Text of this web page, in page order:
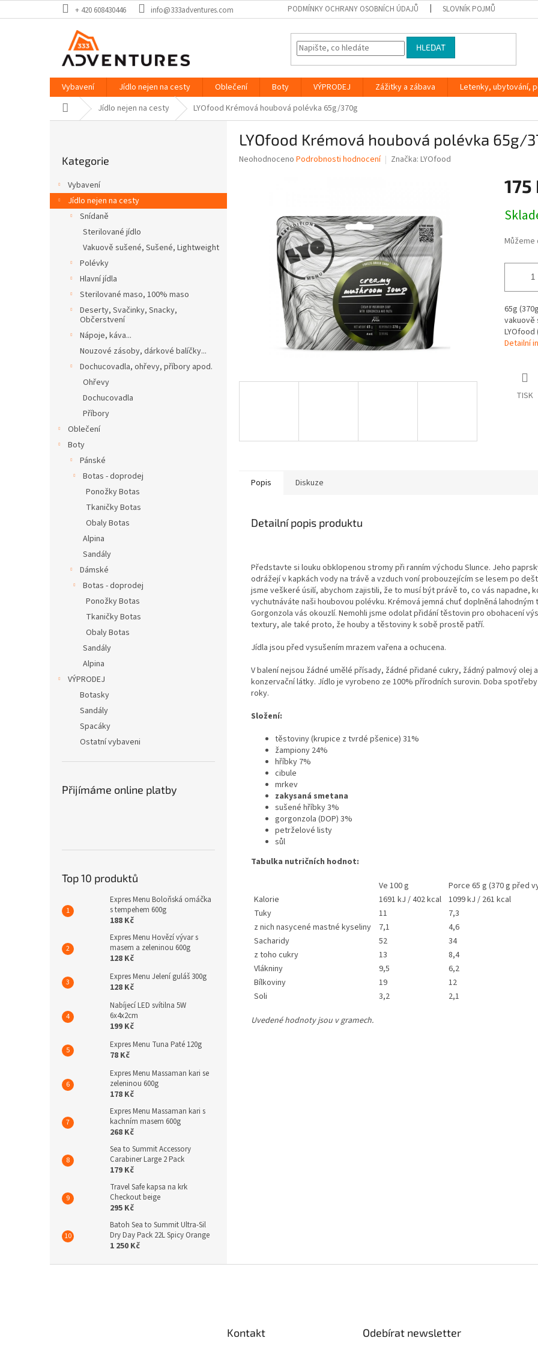
na
+ 420 608430446 info@333adventures.com PODMÍNKY OCHRANY OSOBNÍCH ÚDAJŮ SLOVNÍK POJMŮ
HLEDAT
Vybavení Jídlo nejen na cesty Oblečení Boty VÝPRODEJ Zážitky a zábava Letenky, ubytování,
Domů Jídlo nejen na cesty LYOfood Krémová houbová polévka 65g/370g
a
n
kategorie
Kategorie
Vybavení
Jídlo nejen na cesty
Snídaně
Sterilované jídlo
Vakuově sušené, Sušené, Lightweight
Polévky
Hlavní jídla
Sterilované maso, 100% maso
Deserty, Svačinky, Snacky,
Občerstvení
Nápoje, káva...
Nouzové zásoby, dárkové balíčky...
Dochucovadla, ohřevy, příbory apod.
Ohřevy
Dochucovadla
Příbory
Oblečení
Boty
Pánské
Botas - doprodej
Ponožky Botas
Tkaničky Botas
Obaly Botas
Alpina
Sandály
Dámské
Botas - doprodej
Ponožky Botas
Tkaničky Botas
Obaly Botas
Sandály
Alpina
VÝPRODEJ
Botasky
Sandály
Spacáky
Ostatní vybaveni
Přijímáme online platby
Top 10 produktů
Expres Menu Boloňská omáčka
s tempehem 600g
188 Kč
Expres Menu Hovězí vývar s
masem a zeleninou 600g
128 Kč
Expres Menu Jelení guláš 300g
128 Kč
Nabíjecí LED svítilna 5W
6x4x2cm
199 Kč
Expres Menu Tuna Paté 120g
78 Kč
Expres Menu Massaman kari se
zeleninou 600g
178 Kč
Expres Menu Massaman kari s
kachním masem 600g
268 Kč
Sea to Summit Accessory
Carabiner Large 2 Pack
179 Kč
Travel Safe kapsa na krk
Checkout beige
295 Kč
Batoh Sea to Summit Ultra-Sil
Dry Day Pack 22L Spicy Orange
1 250 Kč
LYOfood Krémová houbová polévka 65g/
Průměrné
hvězdiček.
Neohodnoceno Podrobnosti hodnocení Značka: LYOfood
175
cena:
Můžeme
65g
vakuově
LYOfood
Detailní
TISK
Popis Diskuze
Detailní popis produktu
Představte si louku obklopenou stromy při ranním východu Slunce. Jeho
odrážejí v kapkách vody na trávě a vzduch voní probouzejícím se lesem po
jsme veškeré úsilí, abychom zajistili, že to musí být právě to, co vás napadne,
vychutnáváte naši houbovou polévku. Krémová jemná chuť doplněná lahodným
Gorgonzola vás okouzlí. Nemohli jsme odolat přidání těstovin pro obohacení
textury, ale také proto, že houby a těstoviny k sobě prostě patří.
Jídla jsou před vysušením mrazem vařena a ochucena.
V balení nejsou žádné umělé přísady, žádné přidané cukry, žádný palmový olej
konzervační látky. Jídlo je vyrobeno ze 100% přírodních surovin. Doba
roky.
Složení:
těstoviny (krupice z tvrdé pšenice) 31%
žampiony 24%
hříbky 7%
cibule
mrkev
zakysaná smetana
sušené hříbky 3%
gorgonzola (DOP) 3%
petrželové listy
sůl
Tabulka nutričních hodnot:
Ve 100 g
Porce 65 g (370 g před
Kalorie
1691 kJ / 402 kcal 1099 kJ / 261 kcal
Tuky
11
7,3
z nich nasycené mastné kyseliny
7,1
4,6
Sacharidy
52
34
z toho cukry
13
8,4
Vlákniny
9,5
6,2
Bílkoviny
19
12
Soli
3,2
2,1
Uvedené hodnoty jsou v gramech.
Kontakt Odebírat newsletter